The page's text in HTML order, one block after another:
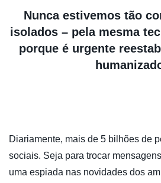
Nunca estivemos tão
isolados – pela mesma
porque é urgente
Diariamente, mais de 5 bilhões de
sociais. Seja para trocar
uma espiada nas novidades dos